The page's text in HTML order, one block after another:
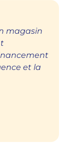
magasin
et la